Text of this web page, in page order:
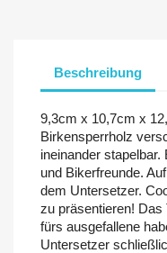
Beschreibung
9,3cm x 10,7cm x
Birkensperrholz
ineinander
und Bikerfreunde.
dem Untersetzer.
zu präsentieren! Das
fürs ausgefallene
Untersetzer